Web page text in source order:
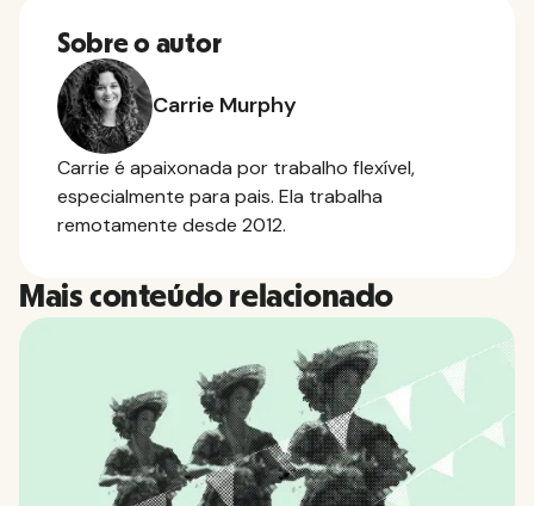
Sobre o autor
Carrie Murphy
Carrie é apaixonada por trabalho flexível,
especialmente para pais. Ela trabalha
remotamente desde 2012.
Mais conteúdo relacionado